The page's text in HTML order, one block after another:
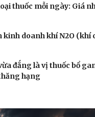
Đọc truyện
Hạt giống
thuốc mỗi ngày: Giá
kinh doanh khí N2O (khí
đắng là vị thuốc bổ
hạng